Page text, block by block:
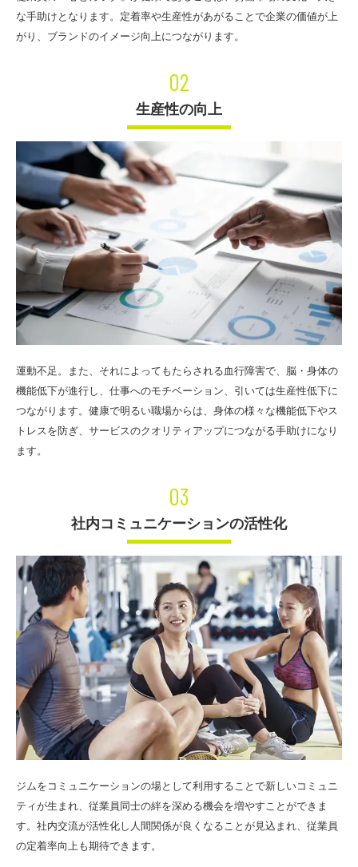
な手助けとなります。定着率や生産性があがることで企業の価値が上
がり、ブランドのイメージ向上につながります。
02
生産性の向上
運動不足。また、それによってもたらされる血行障害で、脳・身体の
機能低下が進行し、仕事へのモチベーション、引いては生産性低下に
つながります。健康で明るい職場からは、身体の様々な機能低下やス
トレスを防ぎ、サービスのクオリティアップにつながる手助けになり
ます。
03
社内コミュニケーションの活性化
ジムをコミュニケーションの場として利用することで新しいコミュニ
ティが生まれ、従業員同士の絆を深める機会を増やすことができま
す。社内交流が活性化し人間関係が良くなることが見込まれ、従業員
の定着率向上も期待できます。